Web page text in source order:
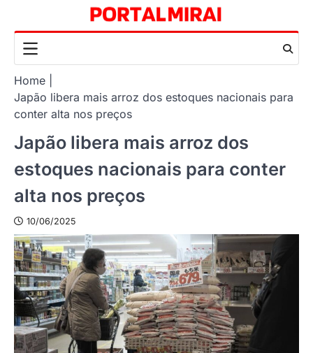
content
Home
Japão libera mais arroz dos estoques nacionais para
conter alta nos preços
Japão libera mais arroz dos
estoques nacionais para conter
alta nos preços
10/06/2025